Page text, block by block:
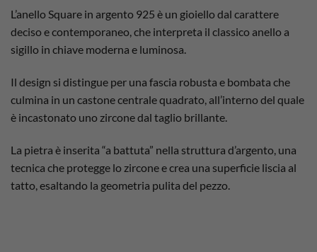
L’anello Square in argento 925 è un gioiello dal carattere
deciso e contemporaneo, che interpreta il classico anello a
sigillo in chiave moderna e luminosa.
Il design si distingue per una fascia robusta e bombata che
culmina in un castone centrale quadrato, all’interno del quale
è incastonato uno zircone dal taglio brillante.
La pietra è inserita “a battuta” nella struttura d’argento, una
tecnica che protegge lo zircone e crea una superficie liscia al
tatto, esaltando la geometria pulita del pezzo.